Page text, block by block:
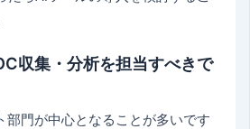
収集・分析を担当すべきで
部門が中心となることが多いです